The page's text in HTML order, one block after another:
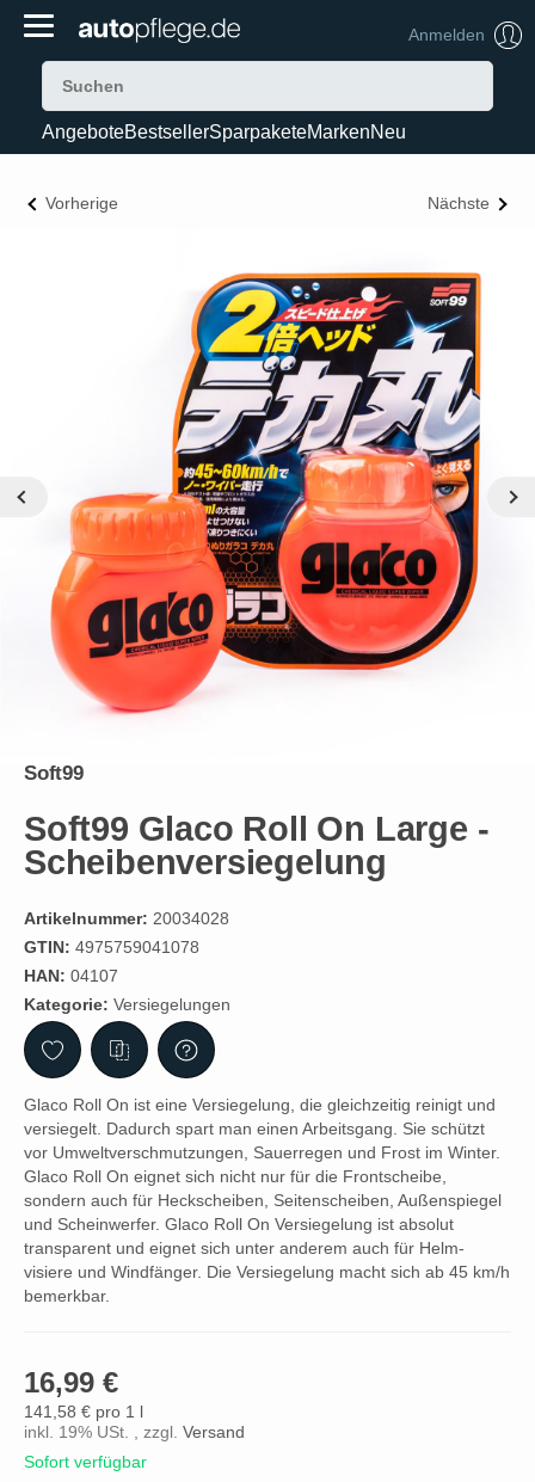
Anmelden
AngeboteBestsellerSparpaketeMarkenNeu
Vorherige Nächste
Soft99
Soft99 Glaco Roll On Large -
Scheibenversiegelung
Artikelnummer: 20034028
GTIN: 4975759041078
HAN: 04107
Kategorie: Versiegelungen
Glaco Roll On ist eine Versiegelung, die gleichzeitig reinigt und
versiegelt. Dadurch spart man einen Arbeitsgang. Sie schützt
vor Umweltverschmutzungen, Sauerregen und Frost im Winter.
Glaco Roll On eignet sich nicht nur für die Frontscheibe,
sondern auch für Heckscheiben, Seitenscheiben, Außenspiegel
und Scheinwerfer. Glaco Roll On Versiegelung ist absolut
transparent und eignet sich unter anderem auch für Helm-
visiere und Windfänger. Die Versiegelung macht sich ab 45 km/h
bemerkbar.
16,99 €
141,58 € pro 1 l
inkl. 19% USt. , zzgl. Versand
Sofort verfügbar